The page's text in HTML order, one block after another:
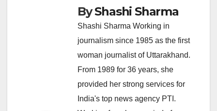
ByShashi Sharma
Shashi Sharma Working in
journalism since 1985 as the first
woman journalist of Uttarakhand.
From 1989 for 36 years, she
provided her strong services for
India's top news agency PTI.